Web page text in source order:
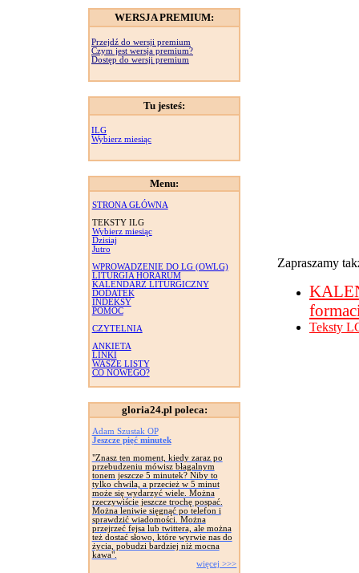
WERSJA PREMIUM:
Przejdź do wersji premium
Czym jest wersja premium?
Dostęp do wersji premium
Tu jesteś:
ILG
Wybierz miesiąc
Menu:
STRONA GŁÓWNA
TEKSTY ILG
Wybierz miesiąc
Dzisiaj
Jutro
WPROWADZENIE DO LG (OWLG)
LITURGIA HORARUM
KALENDARZ LITURGICZNY
DODATEK
INDEKSY
POMOC
CZYTELNIA
ANKIETA
LINKI
WASZE LISTY
CO NOWEGO?
gloria24.pl poleca:
Adam Szustak OP
Jeszcze pięć minutek
"Znasz ten moment, kiedy zaraz po
przebudzeniu mówisz błagalnym
tonem jeszcze 5 minutek? Niby to
tylko chwila, a przecież w 5 minut
może się wydarzyć wiele. Można
rzeczywiście jeszcze trochę pospać.
Można leniwie sięgnąć po telefon i
sprawdzić wiadomości. Można
przejrzeć fejsa lub twittera, ale można
też dostać słowo, które wyrwie nas do
życia, pobudzi bardziej niż mocna
kawa".
więcej >>>
Zapraszamy
Teksty